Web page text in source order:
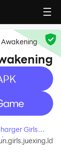
Awakening
Girls
sur